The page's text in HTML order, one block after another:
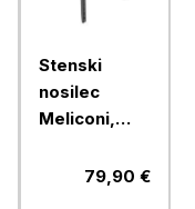
Stenski
nosilec
Meliconi,
FDR400,79,90 €